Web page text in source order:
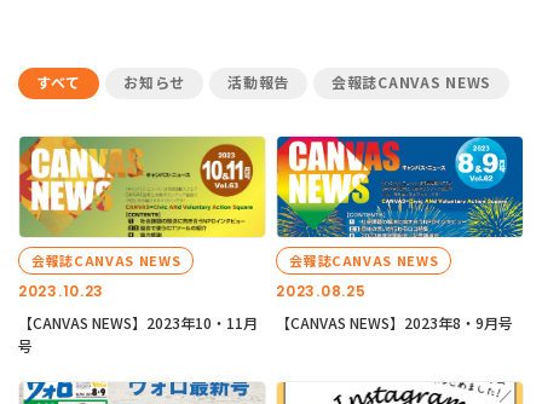
すべて お知らせ 活動報告 会報誌CANVAS NEWS
2023.10.23
会報誌CANVAS NEWS
【CANVAS NEWS】2023年10・11月
号
2023.08.25
会報誌CANVAS NEWS
【CANVAS NEWS】2023年8・9月号